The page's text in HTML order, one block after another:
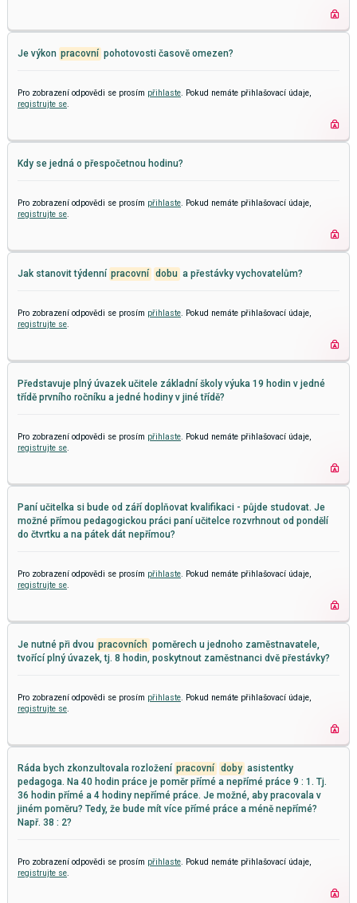
Je výkon pracovní pohotovosti časově omezen?
Pro zobrazení odpovědi se prosím přihlaste. Pokud nemáte přihlašovací údaje,
registrujte se.
Kdy se jedná o přespočetnou hodinu?
Pro zobrazení odpovědi se prosím přihlaste. Pokud nemáte přihlašovací údaje,
registrujte se.
Jak stanovit týdenní pracovní dobu a přestávky vychovatelům?
Pro zobrazení odpovědi se prosím přihlaste. Pokud nemáte přihlašovací údaje,
registrujte se.
Představuje plný úvazek učitele základní školy výuka 19 hodin v jedné
třídě prvního ročníku a jedné hodiny v jiné třídě?
Pro zobrazení odpovědi se prosím přihlaste. Pokud nemáte přihlašovací údaje,
registrujte se.
Paní učitelka si bude od září doplňovat kvalifikaci - půjde studovat. Je
možné přímou pedagogickou práci paní učitelce rozvrhnout od pondělí
do čtvrtku a na pátek dát nepřímou?
Pro zobrazení odpovědi se prosím přihlaste. Pokud nemáte přihlašovací údaje,
registrujte se.
Je nutné při dvou pracovních poměrech u jednoho zaměstnavatele,
tvořící plný úvazek, tj. 8 hodin, poskytnout zaměstnanci dvě přestávky?
Pro zobrazení odpovědi se prosím přihlaste. Pokud nemáte přihlašovací údaje,
registrujte se.
Ráda bych zkonzultovala rozložení pracovní doby asistentky
pedagoga. Na 40 hodin práce je poměr přímé a nepřímé práce 9 : 1. Tj.
36 hodin přímé a 4 hodiny nepřímé práce. Je možné, aby pracovala v
jiném poměru? Tedy, že bude mít více přímé práce a méně nepřímé?
Např. 38 : 2?
Pro zobrazení odpovědi se prosím přihlaste. Pokud nemáte přihlašovací údaje,
registrujte se.